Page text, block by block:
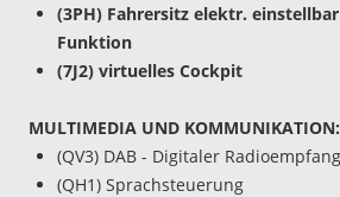
(3PH) Fahrersitz elektr.
Funktion
(7J2) virtuelles Cockpit
MULTIMEDIA UND KOMMUNIKATION:
(QV3) DAB - Digitaler Radioempfang
(QH1) Sprachsteuerung